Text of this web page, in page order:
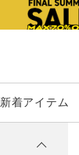
新着アイテム
キーワード